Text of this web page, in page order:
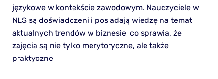
językowe w kontekście zawodowym. Nauczyciele w
NLS są doświadczeni i posiadają wiedzę na temat
aktualnych trendów w biznesie, co sprawia, że
zajęcia są nie tylko merytoryczne, ale także
praktyczne.